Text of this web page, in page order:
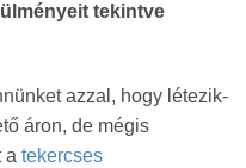
tekintve
azzal, hogy létezik-
áron, de mégis
a tekercses